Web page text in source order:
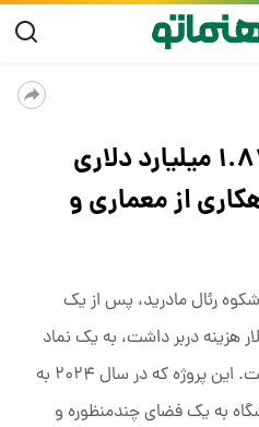
بازسازی خیره‌کننده ۱.۸۷ میلیارد دلاری
از معماری و
رئال مادرید، پس از یک
۱.۸۷ میلیارد دلار هزینه دربر داشت، به یک نماد
معماری و فناوری تبدیل شده است. این پروژه که در سال ۲۰۲۴ به
به یک فضای چندمنظوره و